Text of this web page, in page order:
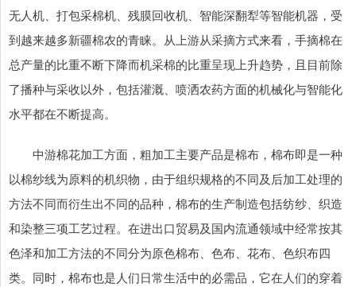
无人机、打包采棉机、残膜回收机、智能深翻犁等智能机器，受
到越来越多新疆棉农的青睐。从上游从采摘方式来看，手摘棉在
总产量的比重不断下降而机采棉的比重呈现上升趋势，且目前除
了播种与采收以外，包括灌溉、喷洒农药方面的机械化与智能化
水平都在不断提高。
中游棉花加工方面，粗加工主要产品是棉布，棉布即是一种
以棉纱线为原料的机织物，由于组织规格的不同及后加工处理的
方法不同而衍生出不同的品种，棉布的生产制造包括纺纱、织造
和染整三项工艺过程。在进出口贸易及国内流通领域中经常按其
色泽和加工方法的不同分为原色棉布、色布、花布、色织布四
类。同时，棉布也是人们日常生活中的必需品，它在人们的穿着